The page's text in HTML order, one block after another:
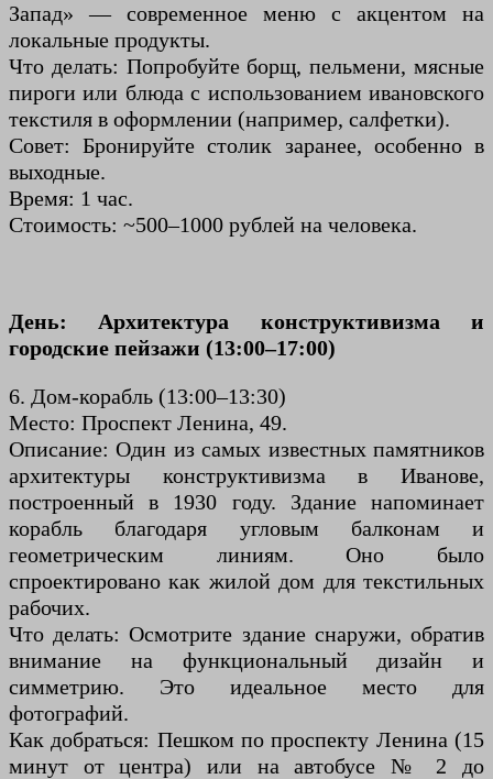
Запад» — современное меню с акцентом на
локальные продукты.
Что делать: Попробуйте борщ, пельмени, мясные
пироги или блюда с использованием ивановского
текстиля в оформлении (например, салфетки).
Совет: Бронируйте столик заранее, особенно в
выходные.
Время: 1 час.
Стоимость: ~500–1000 рублей на человека.
День: Архитектура конструктивизма и
городские пейзажи (13:00–17:00)
6. Дом-корабль (13:00–13:30)
Место: Проспект Ленина, 49.
Описание: Один из самых известных памятников
архитектуры конструктивизма в Иванове,
построенный в 1930 году. Здание напоминает
корабль благодаря угловым балконам и
геометрическим линиям. Оно было
спроектировано как жилой дом для текстильных
рабочих.
Что делать: Осмотрите здание снаружи, обратив
внимание на функциональный дизайн и
симметрию. Это идеальное место для
фотографий.
Как добраться: Пешком по проспекту Ленина (15
минут от центра) или на автобусе № 2 до